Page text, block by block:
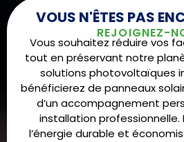
VOUS N'ÊTES PAS
REJOIGNEZ-
Vous souhaitez réduire vos
tout en préservant notre
solutions photovoltaïques
bénéficierez de panneaux
d’un accompagnement
installation professionnelle.
l’énergie durable et